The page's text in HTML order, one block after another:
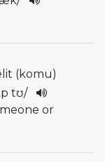
(komu)
tʊ/
or